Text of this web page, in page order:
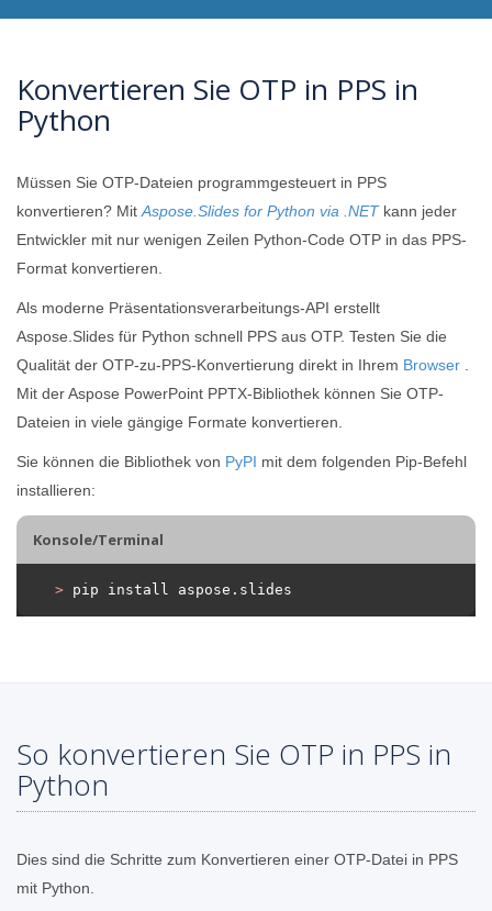
Konvertieren Sie OTP in PPS in
Python
Müssen Sie OTP-Dateien programmgesteuert in PPS
konvertieren? Mit Aspose.Slides for Python via .NETkann jeder
Entwickler mit nur wenigen Zeilen Python-Code OTP in das PPS-
Format konvertieren.
Als moderne Präsentationsverarbeitungs-API erstellt
Aspose.Slides für Python schnell PPS aus OTP. Testen Sie die
Qualität der OTP-zu-PPS-Konvertierung direkt in Ihrem Browser
Mit der Aspose PowerPoint PPTX-Bibliothek können Sie OTP-
Dateien in viele gängige Formate konvertieren.
Sie können die Bibliothek von PyPI mit dem folgenden Pip-Befehl
installieren:
Konsole/Terminal
> pip install aspose.slides
So konvertieren Sie OTP in PPS in
Python
Dies sind die Schritte zum Konvertieren einer OTP-Datei in PPS
mit Python.